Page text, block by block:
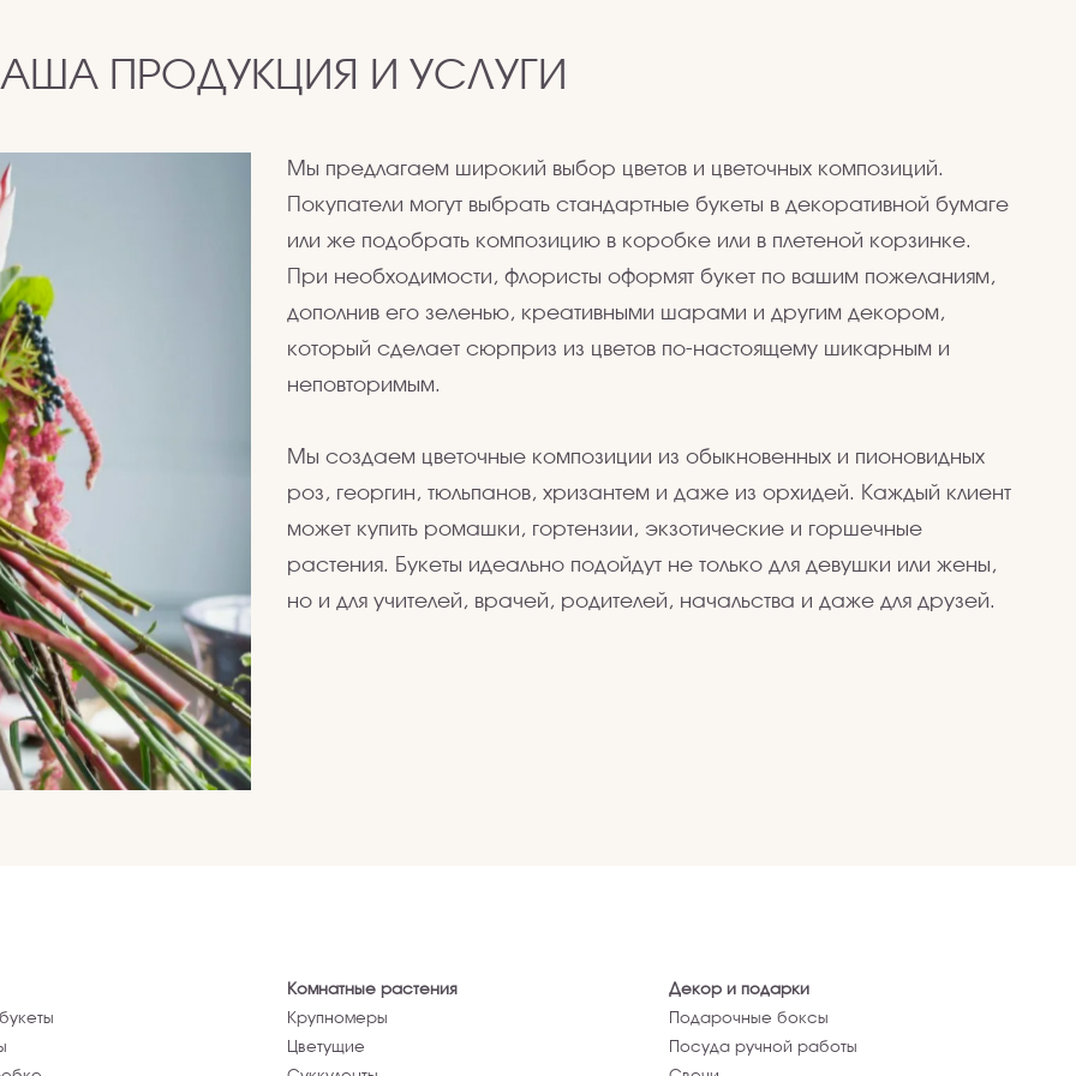
ПРОДУКЦИЯ И УСЛУГИ
Мы предлагаем широкий выбор цветов и цветочных композиций.
Покупатели могут выбрать стандартные букеты в декоративной бумаге
или же подобрать композицию в коробке или в плетеной корзинке.
При необходимости, флористы оформят букет по вашим пожеланиям,
дополнив его зеленью, креативными шарами и другим декором,
который сделает сюрприз из цветов по-настоящему шикарным и
неповторимым.
Мы создаем цветочные композиции из обыкновенных и пионовидных
роз, георгин, тюльпанов, хризантем и даже из орхидей. Каждый клиент
может купить ромашки, гортензии, экзотические и горшечные
растения. Букеты идеально подойдут не только для девушки или жены,
но и для учителей, врачей, родителей, начальства и даже для друзей.
Комнатные растения
Крупномеры
Цветущие
Декор и подарки
Подарочные боксы
Посуда ручной работы